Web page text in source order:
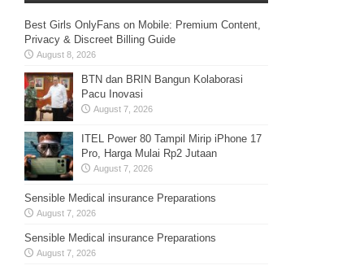
Best Girls OnlyFans on Mobile: Premium Content,
Privacy & Discreet Billing Guide
August 8, 2026
BTN dan BRIN Bangun Kolaborasi
Pacu Inovasi
August 7, 2026
ITEL Power 80 Tampil Mirip iPhone 17
Pro, Harga Mulai Rp2 Jutaan
August 7, 2026
Sensible Medical insurance Preparations
August 7, 2026
Sensible Medical insurance Preparations
August 7, 2026